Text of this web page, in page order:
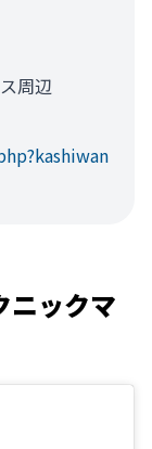
周辺
ニックマ